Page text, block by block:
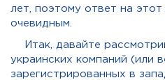
лет, поэтому ответ на
очевидным.
Итак, давайте
украинских компаний (или
зарегистрированных в